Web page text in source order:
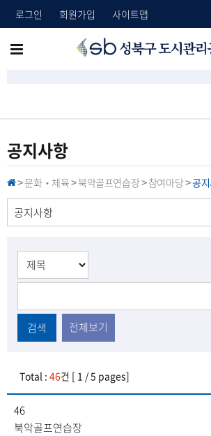
로그인 회원가입 사이트맵
리
공
단
메
보
기
공지사항
H
M
> 문화‧체육> 북악골프연습장> 참여마당>공
검색 전체보기
Total : 46건 [ 1 / 5 pages]
46
북악골프연습장